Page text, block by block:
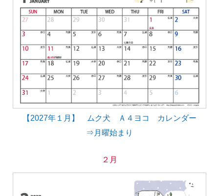
【2027年１月】 ムク犬 Ａ４ヨコ カレンダー
⇒月曜始まり
２月